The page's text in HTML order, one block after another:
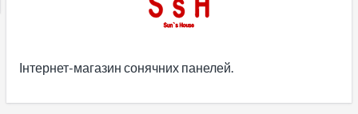
Інтернет-магазин сонячних панелей.